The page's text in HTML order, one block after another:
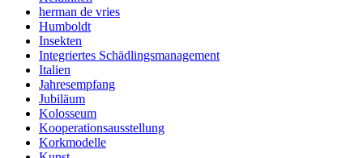
herman de vries
Humboldt
Insekten
Integriertes Schädlingsmanagement
Italien
Jahresempfang
Jubiläum
Kolosseum
Kooperationsausstellung
Korkmodelle